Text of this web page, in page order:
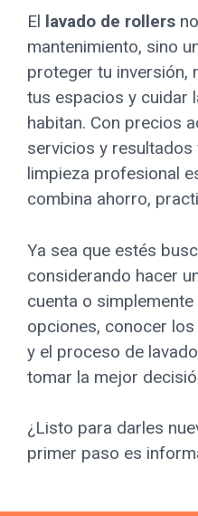
El lavado de rollers
mantenimiento, sino
proteger tu inversión,
tus espacios y cuidar
habitan. Con precios
servicios y
limpieza profesional
combina ahorro,
Ya sea que estés
considerando hacer
cuenta o
opciones, conocer
y el proceso de
tomar la mejor
¿Listo para darles
primer paso es